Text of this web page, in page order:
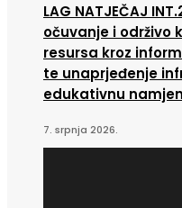
LAG NATJEČAJ
očuvanje i održivo
resursa kroz
te unaprjeđenje
edukativnu
7. srpnja 2026.